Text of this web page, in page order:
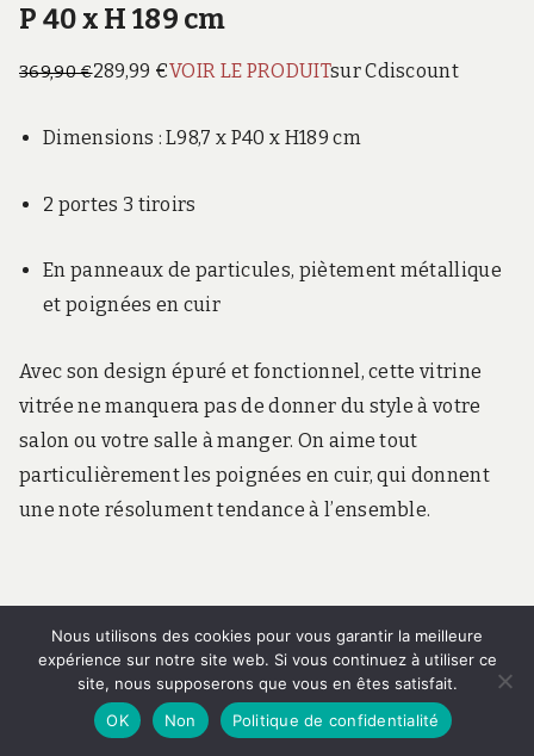
P 40 x H 189 cm
369,90 €289,99 €VOIR LE PRODUITsur Cdiscount
Dimensions : L98,7 x P40 x H189 cm
2 portes 3 tiroirs
En panneaux de particules, piètement métallique
et poignées en cuir
Avec son design épuré et fonctionnel, cette vitrine
vitrée ne manquera pas de donner du style à votre
salon ou votre salle à manger. On aime tout
particulièrement les poignées en cuir, qui donnent
une note résolument tendance à l’ensemble.
VOIR LE PRODUIT
Nous utilisons des cookies pour vous garantir la meilleure
expérience sur notre site web. Si vous continuez à utiliser ce
site, nous supposerons que vous en êtes satisfait.
OK
Non Politique de confidentialité